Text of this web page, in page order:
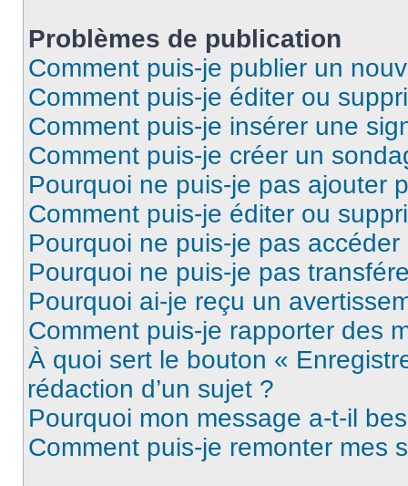
Problèmes de publication
Comment puis-je publier un
Comment puis-je éditer ou
Comment puis-je insérer une
Comment puis-je créer un
Pourquoi ne puis-je pas ajouter
Comment puis-je éditer ou
Pourquoi ne puis-je pas
Pourquoi ne puis-je pas
Pourquoi ai-je reçu un
Comment puis-je rapporter des
À quoi sert le bouton «
rédaction d’un sujet ?
Pourquoi mon message a-t-il
Comment puis-je remonter mes